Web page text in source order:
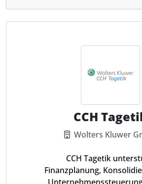
CCH
Wolters Kluwer
CCH Tagetik
Finanzplanung,